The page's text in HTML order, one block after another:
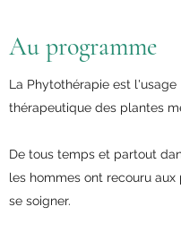
Au programme
La Phytothérapie est l'usage
thérapeutique des plantes
De tous temps et partout
les hommes ont recouru aux
se soigner.